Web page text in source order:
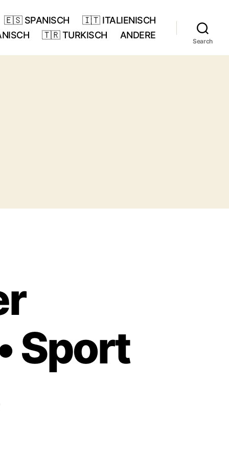
🇪🇸 SPANISCH
🇮🇹 ITALIENISCH
🇹🇷 TURKISCH ANDERE
Search
Sport